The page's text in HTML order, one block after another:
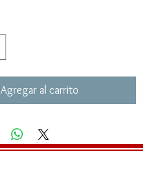
Agregar al carrito